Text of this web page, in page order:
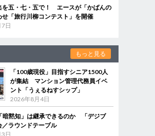
を五・七・五で！ エースが「かばんの
せ「旅行川柳コンテスト」を開催
日
もっと見る
「100歳現役」目指すシニア1500人
が集結 マンション管理代務員イベ
ント「うぇるねすシップ」
2026年8月4日
暗黙知」は継承できるのか 「デジブ
／ラウンドテーブル
日